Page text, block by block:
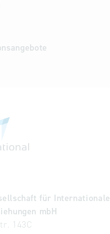
für Internationale
mbH
143C